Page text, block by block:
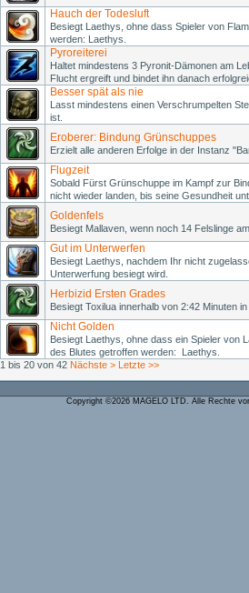
Hauch der Todesluft
Besiegt Laethys, ohne dass Spieler von
werden: Laethys.
Pyroreiterei
Haltet mindestens 3 Pyronit-Dämonen am
Flucht ergreift und bindet ihn danach
Besser spät als nie
Lasst mindestens einen Verschrumpelten
ist.
Eroberer: Bindung Grünschuppes
Erzielt alle anderen Erfolge in der Instanz
Flugzeit
Sobald Fürst Grünschuppe im Kampf zur
nicht wieder landen, bis seine Gesundheit
Goldenfels
Besiegt Mallaven, wenn noch 14 Felslinge
Gut im Unterwerfen
Besiegt Laethys, nachdem Ihr nicht
Unterwerfung besiegt wird.
Herbizid Ersten Grades
Besiegt Toxilua innerhalb von 2:42 Minuten
Nicht Golden
Besiegt Laethys, ohne dass ein Spieler von
des Blutes getroffen werden: Laethys.
1 bis 20 von 42 Nächste > Letzte >>
Copyright ©2026 MAGELO LTD. Alle Rechte